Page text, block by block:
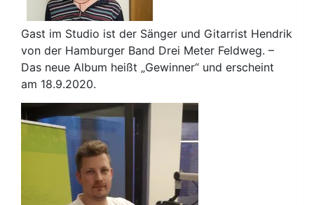
Gast im Studio ist der Sänger und Gitarrist Hendrik
von der Hamburger Band Drei Meter Feldweg. –
Das neue Album heißt „Gewinner“ und erscheint
am 18.9.2020.